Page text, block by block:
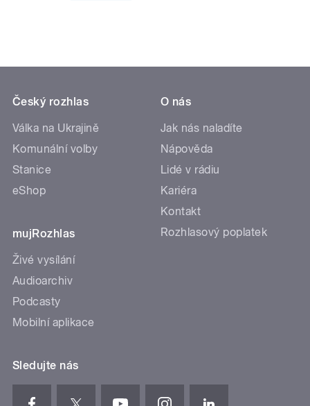
Český rozhlas
Válka na Ukrajině
Komunální volby
Stanice
eShop
mujRozhlas
Živé vysílání
Audioarchiv
Podcasty
Mobilní aplikace
O nás
Jak nás naladíte
Nápověda
Lidé v rádiu
Kariéra
Kontakt
Rozhlasový poplatek
Sledujte nás